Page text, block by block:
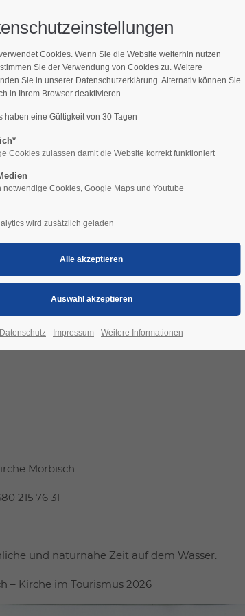
KIDS
Wasser
Fahrt mit einerZilleund genießen Sie die
der Fahrt erfahren Sie Wissenswertes
biblische Texte rund um das Thema
Mörbisch
215 76 31
und naturnahe Zeit auf dem Wasser.
– Kirche im Tourismus 2026
Cookies. Wenn Sie die Website weiterhin nutzen
Sie der Verwendung von Cookies zu. Weitere
Sie in unserer Datenschutzerklärung. Alternativ können Sie
in Ihrem Browser deaktivieren.
haben eine Gültigkeit von 30 Tagen
Cookies zulassen damit die Website korrekt funktioniert
notwendige Cookies, Google Maps und Youtube
wird zusätzlich geladen
Datenschutz Impressum Weitere Informationen